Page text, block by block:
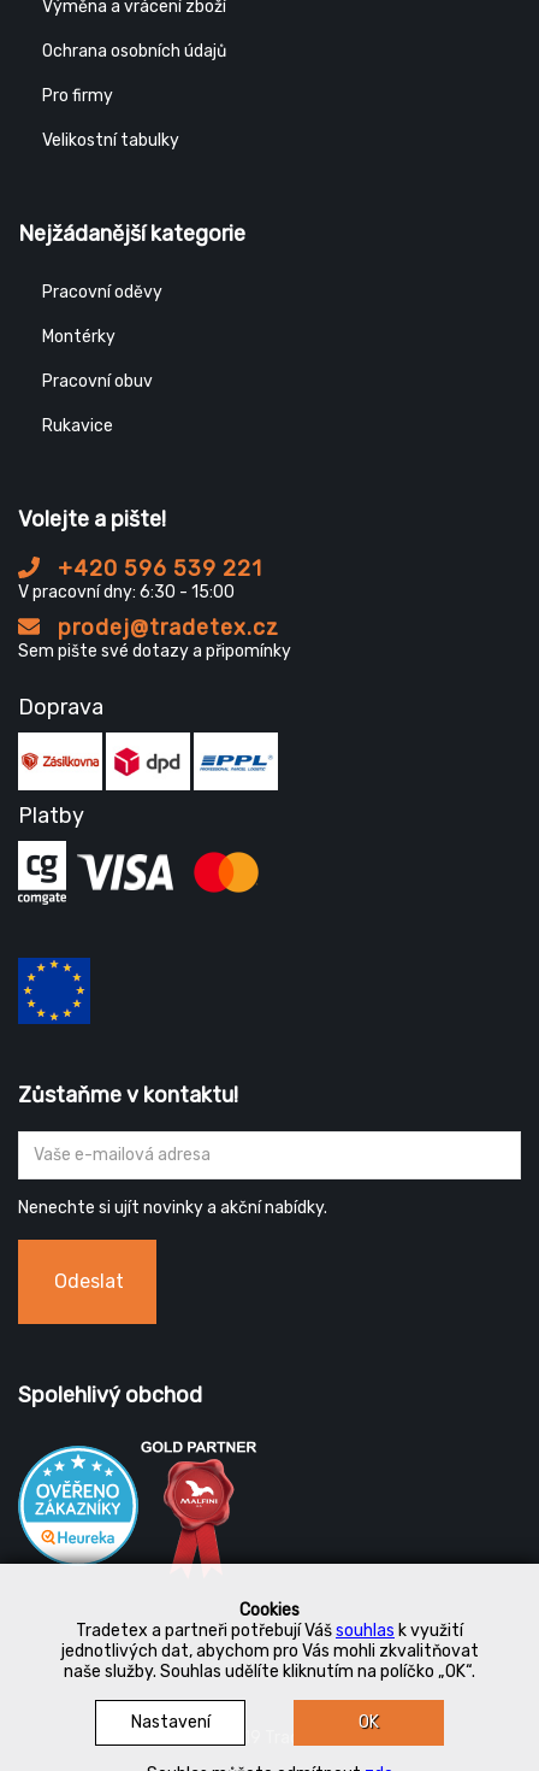
Cookies
Tradetex a partneři potřebují Vášsouhlas k využití
jednotlivých dat, abychom pro Vás mohli zkvalitňovat
naše služby. Souhlas udělíte kliknutím na políčko „OK“.
Nastavení OK
Výměna a vrácení zboží
Ochrana osobních údajů
Pro firmy
Velikostní tabulky
Nejžádanější kategorie
Pracovní oděvy
Montérky
Pracovní obuv
Rukavice
Volejte a pište!
+420 596 539 221
V pracovní dny: 6:30 - 15:00
prodej@tradetex.cz
Sem pište své dotazy a připomínky
Doprava
Platby
Zůstaňme v kontaktu!
Nenechte si ujít novinky a akční nabídky.
Odeslat
Spolehlivý obchod